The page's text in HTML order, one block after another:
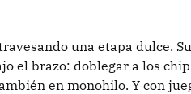
una etapa dulce.
el brazo: doblegar a los
en monohilo. Y con